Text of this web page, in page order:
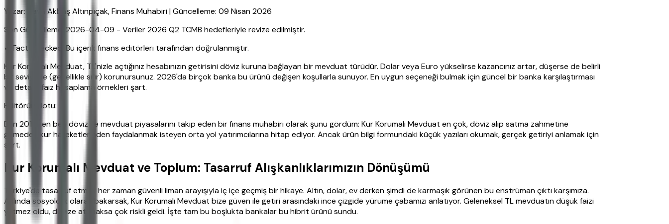
Yazar: Hava Akbaş Altınpıçak, Finans Muhabiri | Güncelleme: 09 Nisan 2026
Son Güncelleme: 2026-04-09 - Veriler 2026 Q2 TCMB hedefleriyle revize edilmiştir.
✔ Fact Checked: Bu içerik finans editörleri tarafından doğrulanmıştır.
Kur Korumalı Mevduat, TL'nizle açtığınız hesabınızın getirisini döviz kuruna bağlayan bir mevduat türüdür. Dolar veya Euro yükselirse kazancınız artar, düşerse de belirli
bir seviyede (genellikle sıfır) korunursunuz. 2026'da birçok banka bu ürünü değişen koşullarla sunuyor. En uygun seçeneği bulmak için güncel bir banka karşılaştırması
ve detaylı faiz hesaplama örnekleri şart.
Editörün Notu:
Ben 2015'ten beri döviz ve mevduat piyasalarını takip eden bir finans muhabiri olarak şunu gördüm: Kur Korumalı Mevduat en çok, döviz alıp satma zahmetine
girmeden kur hareketlerinden faydalanmak isteyen orta yol yatırımcılarına hitap ediyor. Ancak ürün bilgi formundaki küçük yazıları okumak, gerçek getiriyi anlamak için
şart.
Kur Korumalı Mevduat ve Toplum: Tasarruf Alışkanlıklarımızın Dönüşümü
Türkiye'de tasarruf etmek her zaman güvenli liman arayışıyla iç içe geçmiş bir hikaye. Altın, dolar, ev derken şimdi de karmaşık görünen bu enstrüman çıktı karşımıza.
Aslında sosyolojik olarak bakarsak, Kur Korumalı Mevduat bize güven ile getiri arasındaki ince çizgide yürüme çabamızı anlatıyor. Geleneksel TL mevduatın düşük faizi
yetmez oldu, dövize atılmaksa çok riskli geldi. İşte tam bu boşlukta bankalar bu hibrit ürünü sundu.